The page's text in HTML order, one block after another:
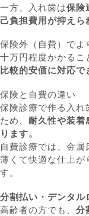
一方、入れ歯は保険
己負担費用が抑えら
保険外（自費）でよ
十万円程度かかるこ
比較的安価に対応で
保険と自費の違い
保険診療で作る入れ
ため、 耐久性や装着
ります。
自費診療では、金属
薄くて快適な仕上が
す。
分割払い・デンタル
高齢者の方でも、 分